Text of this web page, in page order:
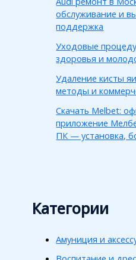
обслуживание и
поддержка
Уходовые
здоровья и
Удаление кисты
методы и
Скачать Melbet:
приложение
ПК — установка,
Категории
Амуниция и